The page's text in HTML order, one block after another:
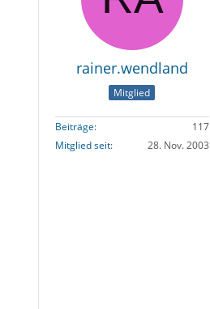
rainer.wendland
Mitglied
Beiträge
117
Mitglied seit
28. Nov. 2003